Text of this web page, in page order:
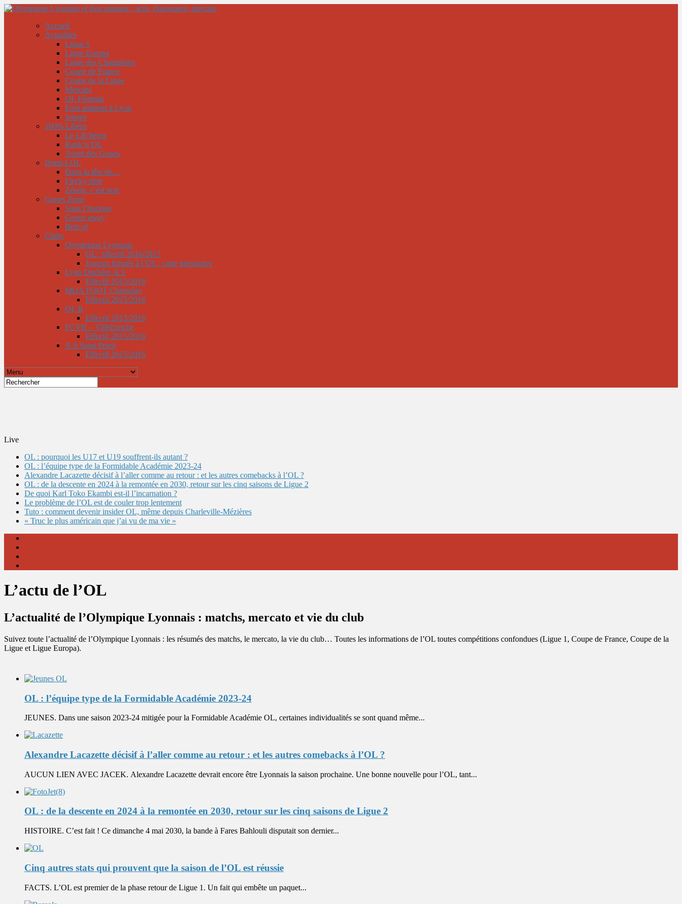
Accueil
Actualités
Ligue 1
Ligue Europa
Ligue des Champions
Coupe de France
Coupe de la Ligue
Mercato
OL Féminin
Foot amateur à Lyon
Jeunes
100% Libéro
Le Lib’héros
Rank’n’OL
Avent des Gones
Demi-LOL
Dans la tête de…
Flecky time
Zénon, c’est non
Gones Zone
Sous l’horloge
Gones away
Best of
Clubs
Olympique Lyonnais
OL : effectif 2016/2017
Joueurs formés à l’OL : carte interactive
Lyon Duchère A.S
Effectif 2015/2016
MDA FOOT Chasselay
Effectif 2015/2016
OL B
Effectif 2015/2016
FCVB – Villefranche
Effectif 2015/2016
A.S Saint Priest
Effectif 2015/2016
Live
OL : pourquoi les U17 et U19 souffrent-ils autant ?
OL : l’équipe type de la Formidable Académie 2023-24
Alexandre Lacazette décisif à l’aller comme au retour : et les autres comebacks à l’OL ?
OL : de la descente en 2024 à la remontée en 2030, retour sur les cinq saisons de Ligue 2
De quoi Karl Toko Ekambi est-il l’incarnation ?
Le problème de l’OL est de couler trop lentement
Tuto : comment devenir insider OL, même depuis Charleville-Mézières
« Truc le plus américain que j’ai vu de ma vie »
L’actu de l’OL
L’actualité de l’Olympique Lyonnais : matchs, mercato et vie du club
Suivez toute l’actualité de l’Olympique Lyonnais : les résumés des matchs, le mercato, la vie du club… Toutes les informations de l’OL toutes compétitions confondues (Ligue 1, Coupe de France, Coupe de la
Ligue et Ligue Europa).
OL : l’équipe type de la Formidable Académie 2023-24
JEUNES. Dans une saison 2023-24 mitigée pour la Formidable Académie OL, certaines individualités se sont quand même...
Alexandre Lacazette décisif à l’aller comme au retour : et les autres comebacks à l’OL ?
AUCUN LIEN AVEC JACEK. Alexandre Lacazette devrait encore être Lyonnais la saison prochaine. Une bonne nouvelle pour l’OL, tant...
OL : de la descente en 2024 à la remontée en 2030, retour sur les cinq saisons de Ligue 2
HISTOIRE. C’est fait ! Ce dimanche 4 mai 2030, la bande à Fares Bahlouli disputait son dernier...
Cinq autres stats qui prouvent que la saison de l’OL est réussie
FACTS. L’OL est premier de la phase retour de Ligue 1. Un fait qui embête un paquet...